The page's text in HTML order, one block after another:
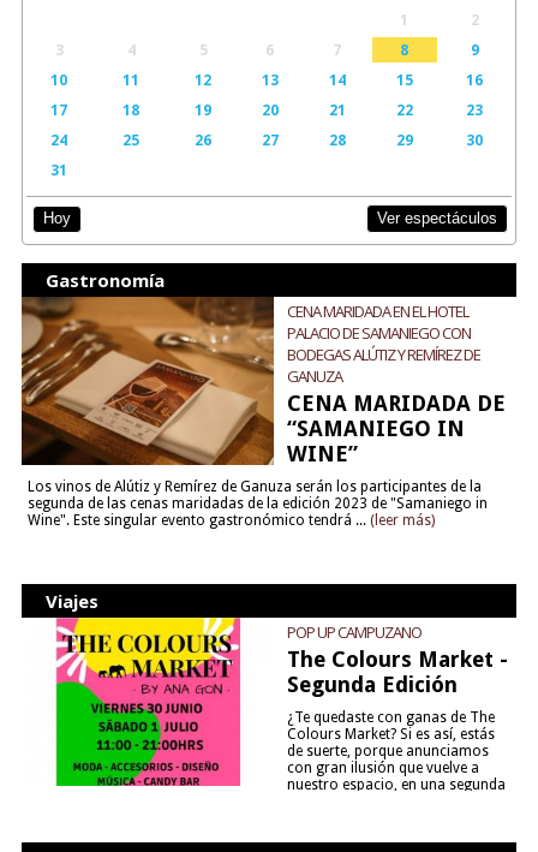
1
2
3
4 5 6 7 8
9
10
11 12 13 14 15
16
17
18 19 20 21 22
23
24
25 26 27 28 29
30
31
Hoy Ver espectáculos
Gastronomía
CENA MARIDADA EN EL HOTEL
PALACIO DE SAMANIEGO CON
BODEGAS ALÚTIZ Y REMÍREZ DE
GANUZA
CENA MARIDADA DE
“SAMANIEGO IN
WINE”
Los vinos de Alútiz y Remírez de Ganuza serán los participantes de la
segunda de las cenas maridadas de la edición 2023 de "Samaniego in
Wine". Este singular evento gastronómico tendrá ... (leer más)
Viajes
POP UP CAMPUZANO
The Colours Market -
Segunda Edición
¿Te quedaste con ganas de The
Colours Market? Si es así, estás
de suerte, porque anunciamos
con gran ilusión que vuelve a
nuestro espacio, en una segunda